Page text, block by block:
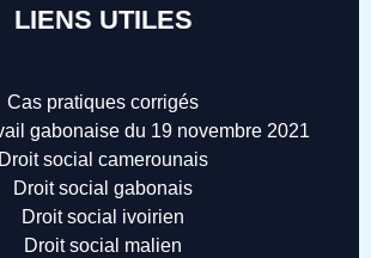
LIENS UTILES
Cas pratiques corrigés
gabonaise du 19 novembre 2021
Droit social camerounais
Droit social gabonais
Droit social ivoirien
Droit social malien